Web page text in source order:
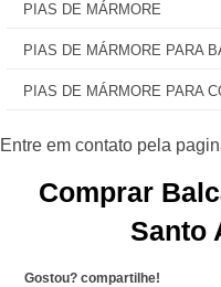
PIAS DE MÁRMORE
PIAS DE MÁRMORE PARA
PIAS DE MÁRMORE PARA
Comprar
Santo
Gostou? compartilhe!